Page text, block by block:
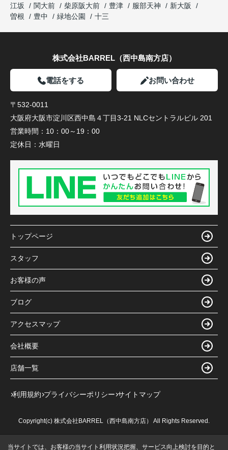
江坂
関大前 柴原阪大前 豊津 服部天神
新大阪
曽根
豊中 緑地公園 十三
株式会社BARREL（西中島南方店）
電話をする お問い合わせ
〒532-0011
大阪府大阪市淀川区西中島４丁目3-21 NLCセントラルビル 201
営業時間： 10：00～19：00
定休日： 水曜日
トップページ
スタッフ
お客様の声
ブログ
アクセスマップ
会社概要
店舗一覧
利用規約 プライバシーポリシー サイトマップ
Copyright(c) 株式会社BARREL（西中島南方店） All Rights Reserved.
当サイトでは、お客様の当サイト利用状況把握、サービス向上検討を目的と